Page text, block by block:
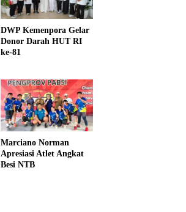
DWP Kemenpora Gelar
Donor Darah HUT RI
ke-81
Marciano Norman
Apresiasi Atlet Angkat
Besi NTB